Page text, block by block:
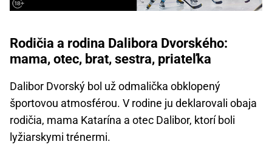
Rodičia a rodina Dalibora Dvorského:
mama, otec, brat, sestra, priateľka
Dalibor Dvorský bol už odmalička obklopený
športovou atmosférou. V rodine ju deklarovali obaja
rodičia, mama Katarína a otec Dalibor, ktorí boli
lyžiarskymi trénermi.